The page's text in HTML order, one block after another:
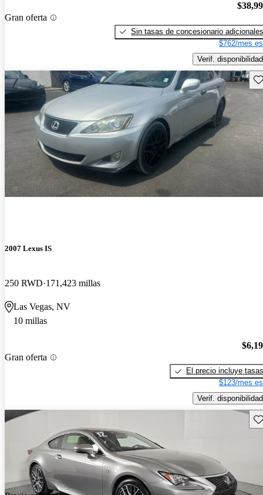
Gran oferta
Sin tasas de concesionario adicionales
$762/mes
Verif. disponibilidad
2007 Lexus IS
250 RWD 171,423 millas
Las Vegas, NV
10 millas
Gran oferta
El precio incluye tasas
$123/mes
Verif. disponibilidad